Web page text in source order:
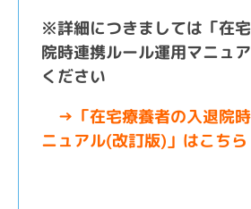
※詳細につきましては「在
院時連携ルール運用マニュ
ください
→ 「在宅療養者の入退院
ニュアル(改訂版)」はこちら